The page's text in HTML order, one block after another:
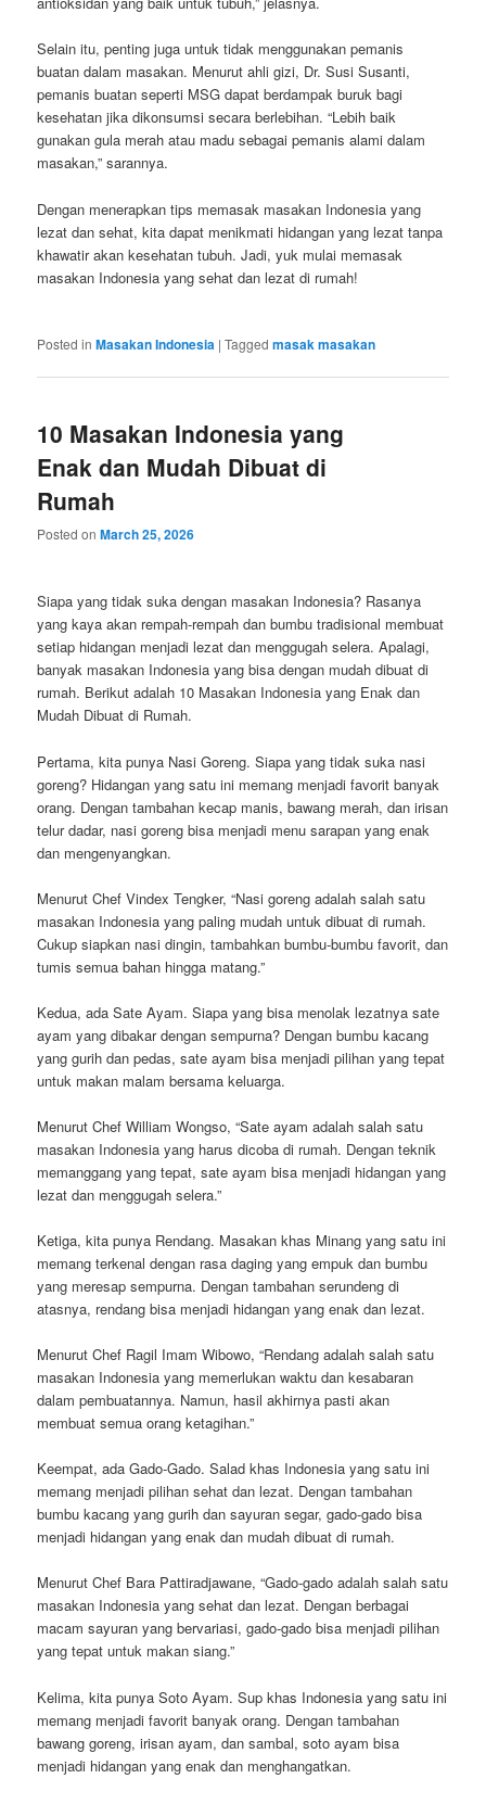
Selain itu, penting juga untuk tidak menggunakan pemanis
buatan dalam masakan. Menurut ahli gizi, Dr. Susi Susanti,
pemanis buatan seperti MSG dapat berdampak buruk bagi
kesehatan jika dikonsumsi secara berlebihan. “Lebih baik
gunakan gula merah atau madu sebagai pemanis alami dalam
masakan,” sarannya.
Dengan menerapkan tips memasak masakan Indonesia yang
lezat dan sehat, kita dapat menikmati hidangan yang lezat tanpa
khawatir akan kesehatan tubuh. Jadi, yuk mulai memasak
masakan Indonesia yang sehat dan lezat di rumah!
Posted in Masakan Indonesia |Tagged masak masakan
10 Masakan Indonesia yang
Enak dan Mudah Dibuat di
Rumah
Posted onMarch 25, 2026
Siapa yang tidak suka dengan masakan Indonesia? Rasanya
yang kaya akan rempah-rempah dan bumbu tradisional membuat
setiap hidangan menjadi lezat dan menggugah selera. Apalagi,
banyak masakan Indonesia yang bisa dengan mudah dibuat di
rumah. Berikut adalah 10 Masakan Indonesia yang Enak dan
Mudah Dibuat di Rumah.
Pertama, kita punya Nasi Goreng. Siapa yang tidak suka nasi
goreng? Hidangan yang satu ini memang menjadi favorit banyak
orang. Dengan tambahan kecap manis, bawang merah, dan irisan
telur dadar, nasi goreng bisa menjadi menu sarapan yang enak
dan mengenyangkan.
Menurut Chef Vindex Tengker, “Nasi goreng adalah salah satu
masakan Indonesia yang paling mudah untuk dibuat di rumah.
Cukup siapkan nasi dingin, tambahkan bumbu-bumbu favorit, dan
tumis semua bahan hingga matang.”
Kedua, ada Sate Ayam. Siapa yang bisa menolak lezatnya sate
ayam yang dibakar dengan sempurna? Dengan bumbu kacang
yang gurih dan pedas, sate ayam bisa menjadi pilihan yang tepat
untuk makan malam bersama keluarga.
Menurut Chef William Wongso, “Sate ayam adalah salah satu
masakan Indonesia yang harus dicoba di rumah. Dengan teknik
memanggang yang tepat, sate ayam bisa menjadi hidangan yang
lezat dan menggugah selera.”
Ketiga, kita punya Rendang. Masakan khas Minang yang satu ini
memang terkenal dengan rasa daging yang empuk dan bumbu
yang meresap sempurna. Dengan tambahan serundeng di
atasnya, rendang bisa menjadi hidangan yang enak dan lezat.
Menurut Chef Ragil Imam Wibowo, “Rendang adalah salah satu
masakan Indonesia yang memerlukan waktu dan kesabaran
dalam pembuatannya. Namun, hasil akhirnya pasti akan
membuat semua orang ketagihan.”
Keempat, ada Gado-Gado. Salad khas Indonesia yang satu ini
memang menjadi pilihan sehat dan lezat. Dengan tambahan
bumbu kacang yang gurih dan sayuran segar, gado-gado bisa
menjadi hidangan yang enak dan mudah dibuat di rumah.
Menurut Chef Bara Pattiradjawane, “Gado-gado adalah salah satu
masakan Indonesia yang sehat dan lezat. Dengan berbagai
macam sayuran yang bervariasi, gado-gado bisa menjadi pilihan
yang tepat untuk makan siang.”
Kelima, kita punya Soto Ayam. Sup khas Indonesia yang satu ini
memang menjadi favorit banyak orang. Dengan tambahan
bawang goreng, irisan ayam, dan sambal, soto ayam bisa
menjadi hidangan yang enak dan menghangatkan.